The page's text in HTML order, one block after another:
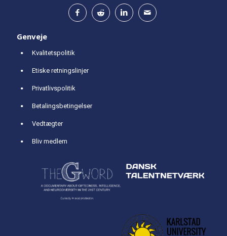
Genveje
Kvalitetspolitik
Etiske retningslinjer
Privatlivspolitik
Betalingsbetingelser
Vedtægter
Bliv medlem